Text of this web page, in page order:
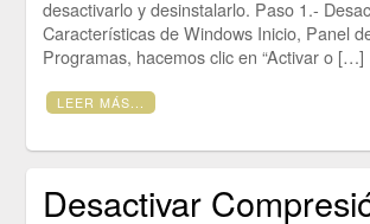
desactivarlo y desinstalarlo. Paso 1.-
Características de Windows Inicio, Panel
Programas, hacemos clic en “Activar o […]
LEER MÁS...
Desactivar